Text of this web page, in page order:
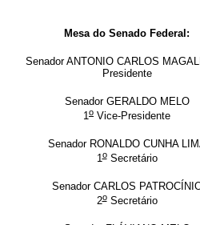
Mesa do Senado Federal:
Senador ANTONIO CARLOS
Presidente
Senador GERALDO MELO
1o Vice-Presidente
Senador RONALDO CUNHA
1oSecretário
Senador CARLOS
2oSecretário